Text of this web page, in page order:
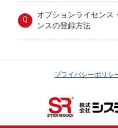
Q
オプションライセンス
ンスの登録方法
プライバシーポリシ